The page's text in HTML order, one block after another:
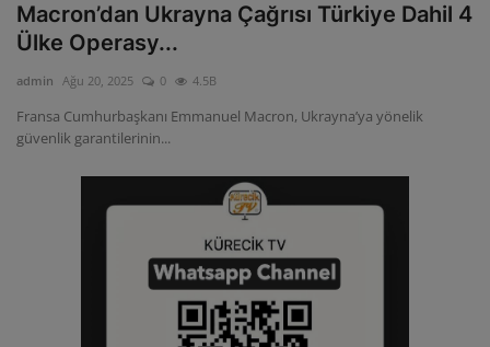
Macron’dan Ukrayna Çağrısı Türkiye Dahil 4
Ülke Operasy...
admin Ağu 20, 2025 0 4.5B
Fransa Cumhurbaşkanı Emmanuel Macron, Ukrayna’ya yönelik
güvenlik garantilerinin...